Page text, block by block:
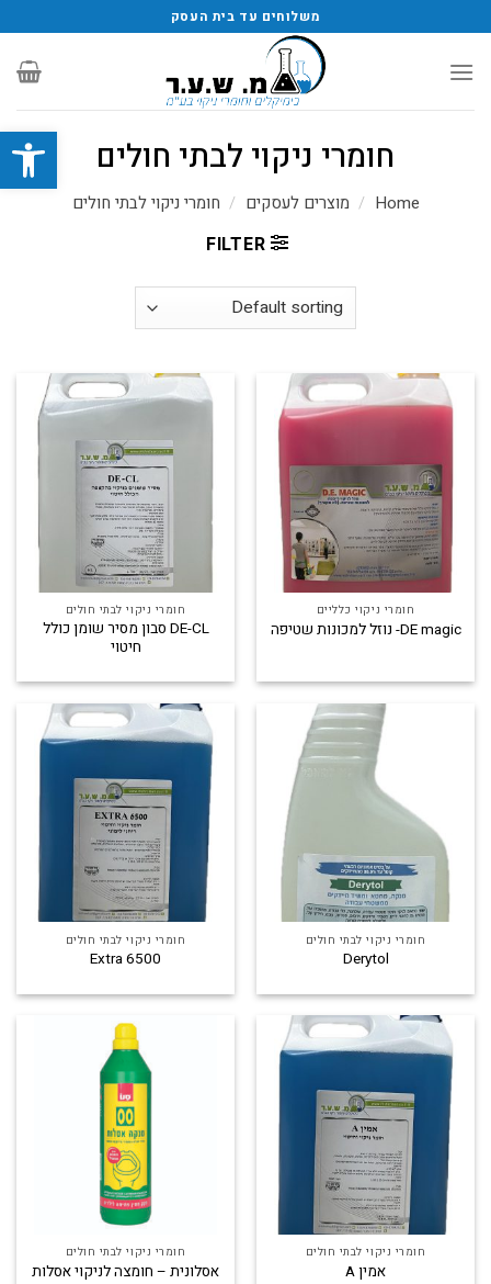
פתח
משלוחים עד בית העסק
חומרי ניקוי לבתי חולים
Home
/ מוצרים לעסקים / חומרי ניקוי לבתי חולים
FILTER
חומרי ניקוי כלליים
DE magic- נוזל למכונות שטיפה
חומרי ניקוי לבתי חולים
DE-CL סבון מסיר שומן כולל
חיטוי
חומרי ניקוי לבתי חולים
Derytol
חומרי ניקוי לבתי חולים
Extra 6500
חומרי ניקוי לבתי חולים
אמין A
חומרי ניקוי לבתי חולים
אסלונית – חומצה לניקוי אסלות